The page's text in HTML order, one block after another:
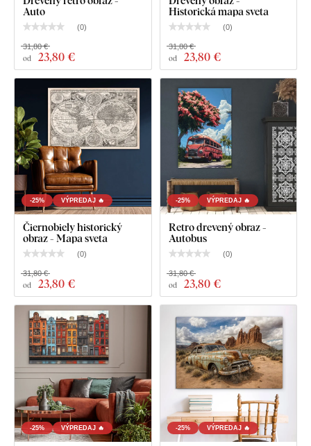
Auto
(0)
od 23,80 €
31,80 €
Historická mapa sveta
(0)
od 23,80 €
31,80 €
-25% VÝPREDAJ 🔥
Čiernobiely historický
obraz - Mapa sveta
(0)
od 23,80 €
31,80 €
-25% VÝPREDAJ 🔥
Retro drevený obraz -
Autobus
(0)
od 23,80 €
31,80 €
-25% VÝPREDAJ 🔥 -25% VÝPREDAJ 🔥